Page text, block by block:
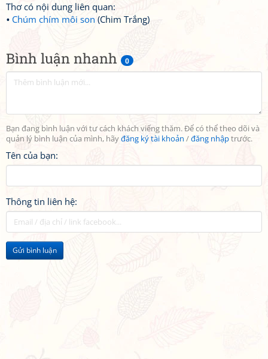
Bình luận nhanh 0
Bạn đang bình luận với tư cách khách viếng thăm. Để có thể theo dõi và
quản lý bình luận của mình, hãyđăng ký tài khoản /đăng nhậptrước.
Tên của bạn:
Thông tin liên hệ:
Gửi bình luận
Thơ có nội dung liên quan:
Chúm chím môi son (Chim Trắng)